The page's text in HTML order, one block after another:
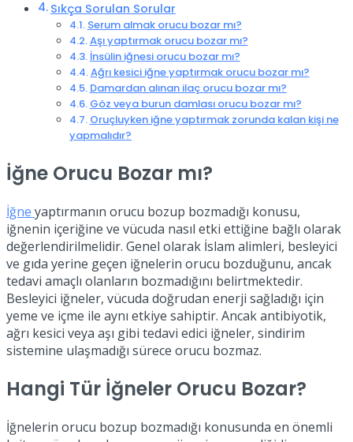
Sıkça Sorulan Sorular
Serum almak orucu bozar mı?
Aşı yaptırmak orucu bozar mı?
İnsülin iğnesi orucu bozar mı?
Ağrı kesici iğne yaptırmak orucu bozar mı?
Damardan alınan ilaç orucu bozar mı?
Göz veya burun damlası orucu bozar mı?
Oruçluyken iğne yaptırmak zorunda kalan kişi ne
yapmalıdır?
İğne Orucu Bozar mı?
İğne yaptırmanın orucu bozup bozmadığı konusu,
iğnenin içeriğine ve vücuda nasıl etki ettiğine bağlı olarak
değerlendirilmelidir. Genel olarak İslam alimleri, besleyici
ve gıda yerine geçen iğnelerin orucu bozduğunu, ancak
tedavi amaçlı olanların bozmadığını belirtmektedir.
Besleyici iğneler, vücuda doğrudan enerji sağladığı için
yeme ve içme ile aynı etkiye sahiptir. Ancak antibiyotik,
ağrı kesici veya aşı gibi tedavi edici iğneler, sindirim
sistemine ulaşmadığı sürece orucu bozmaz.
Hangi Tür İğneler Orucu Bozar?
İğnelerin orucu bozup bozmadığı konusunda en önemli